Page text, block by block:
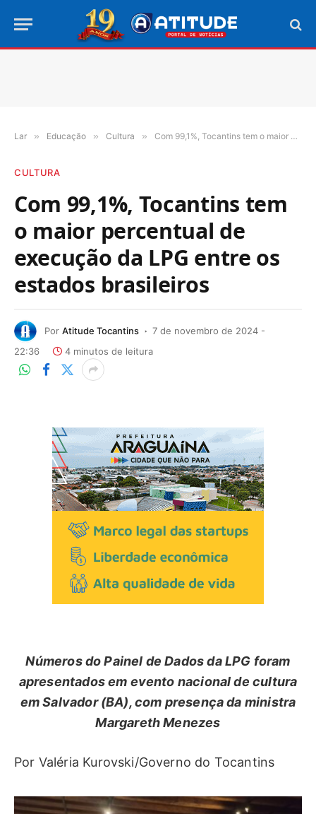
Lar » Educação » Cultura » Com 99,1%, Tocantins tem o maior percentual de execução da LPG entre os estados brasileiros
CULTURA
Com 99,1%, Tocantins tem
o maior percentual de
execução da LPG entre os
estados brasileiros
Por Atitude Tocantins
7 de novembro de 2024 -
22:36
4 minutos de leitura
Números do Painel de Dados da LPG foram
apresentados em evento nacional de cultura
em Salvador (BA), com presença da ministra
Margareth Menezes
Por Valéria Kurovski/Governo do Tocantins